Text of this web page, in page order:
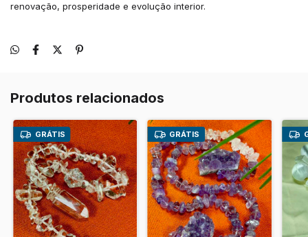
renovação, prosperidade e evolução interior.
Produtos relacionados
GRÁTIS GRÁTIS